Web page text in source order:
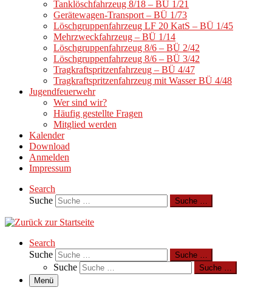
Tanklöschfahrzeug 8/18 – BÜ 1/21
Gerätewagen-Transport – BÜ 1/73
Löschgruppenfahrzeug LF 20 KatS – BÜ 1/45
Mehrzweckfahrzeug – BÜ 1/14
Löschgruppenfahrzeug 8/6 – BÜ 2/42
Löschgruppenfahrzeug 8/6 – BÜ 3/42
Tragkraftspritzenfahrzeug – BÜ 4/47
Tragkraftspritzenfahrzeug mit Wasser BÜ 4/48
Jugendfeuerwehr
Wer sind wir?
Häufig gestellte Fragen
Mitglied werden
Kalender
Download
Anmelden
Impressum
Search
Suche
Suche …
Search
Suche
Suche …
Suche
Suche …
Menü